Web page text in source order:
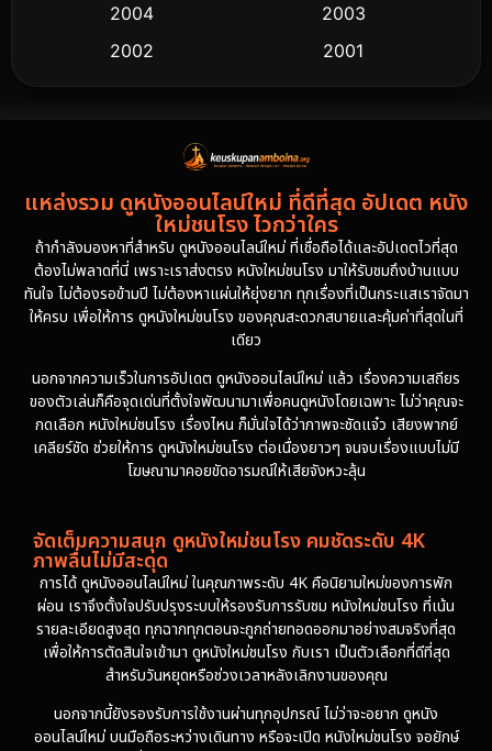
2004
2003
2002
2001
2000
1997
1986
1985
1981
1978
1974
แหล่งรวม ดูหนังออนไลน์ใหม่ ที่ดีที่สุด อัปเดต หนัง
ใหม่ชนโรง ไวกว่าใคร
ถ้ากำลังมองหาที่สำหรับ ดูหนังออนไลน์ใหม่ ที่เชื่อถือได้และอัปเดตไวที่สุด
ต้องไม่พลาดที่นี่ เพราะเราส่งตรง หนังใหม่ชนโรง มาให้รับชมถึงบ้านแบบ
ทันใจ ไม่ต้องรอข้ามปี ไม่ต้องหาแผ่นให้ยุ่งยาก ทุกเรื่องที่เป็นกระแสเราจัดมา
ให้ครบ เพื่อให้การ ดูหนังใหม่ชนโรง ของคุณสะดวกสบายและคุ้มค่าที่สุดในที่
เดียว
นอกจากความเร็วในการอัปเดต ดูหนังออนไลน์ใหม่ แล้ว เรื่องความเสถียร
ของตัวเล่นก็คือจุดเด่นที่ตั้งใจพัฒนามาเพื่อคนดูหนังโดยเฉพาะ ไม่ว่าคุณจะ
กดเลือก หนังใหม่ชนโรง เรื่องไหน ก็มั่นใจได้ว่าภาพจะชัดแจ๋ว เสียงพากย์
เคลียร์ชัด ช่วยให้การ ดูหนังใหม่ชนโรง ต่อเนื่องยาวๆ จนจบเรื่องแบบไม่มี
โฆษณามาคอยขัดอารมณ์ให้เสียจังหวะลุ้น
จัดเต็มความสนุก ดูหนังใหม่ชนโรง คมชัดระดับ 4K
ภาพลื่นไม่มีสะดุด
การได้ ดูหนังออนไลน์ใหม่ ในคุณภาพระดับ 4K คือนิยามใหม่ของการพัก
ผ่อน เราจึงตั้งใจปรับปรุงระบบให้รองรับการรับชม หนังใหม่ชนโรง ที่เน้น
รายละเอียดสูงสุด ทุกฉากทุกตอนจะถูกถ่ายทอดออกมาอย่างสมจริงที่สุด
เพื่อให้การตัดสินใจเข้ามา ดูหนังใหม่ชนโรง กับเรา เป็นตัวเลือกที่ดีที่สุด
สำหรับวันหยุดหรือช่วงเวลาหลังเลิกงานของคุณ
นอกจากนี้ยังรองรับการใช้งานผ่านทุกอุปกรณ์ ไม่ว่าจะอยาก ดูหนัง
ออนไลน์ใหม่ บนมือถือระหว่างเดินทาง หรือจะเปิด หนังใหม่ชนโรง จอยักษ์